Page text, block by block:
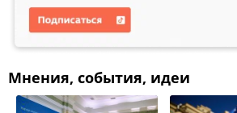
Мнения, события, идеи